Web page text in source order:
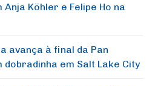
Köhler e Felipe Ho na
avança à final da Pan
em Salt Lake City